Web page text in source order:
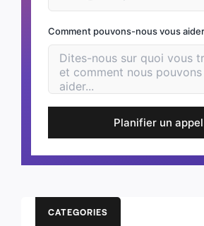
Comment pouvons-nous vous
Planifier un appel
CATEGORIES